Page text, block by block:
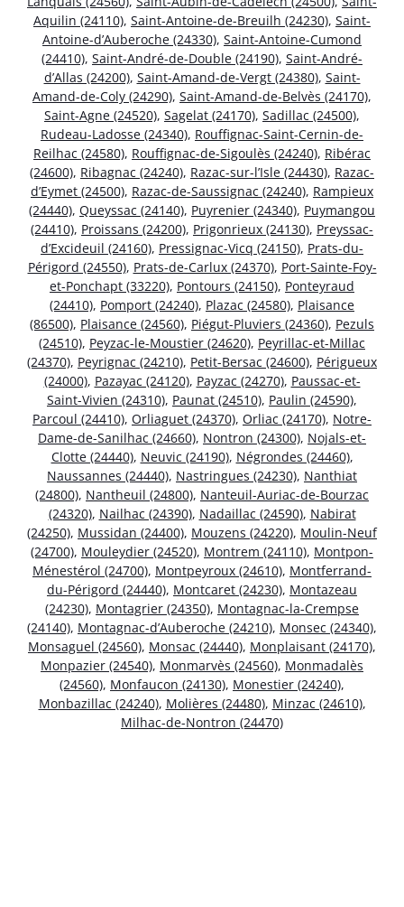
Aquilin (24110), Saint-Antoine-de-Breuilh (24230), Saint-
Antoine-d’Auberoche (24330), Saint-Antoine-Cumond
(24410), Saint-André-de-Double (24190), Saint-André-
d’Allas (24200), Saint-Amand-de-Vergt (24380), Saint-
Amand-de-Coly (24290), Saint-Amand-de-Belvès (24170),
Saint-Agne (24520), Sagelat (24170), Sadillac (24500),
Rudeau-Ladosse (24340), Rouffignac-Saint-Cernin-de-
Reilhac (24580), Rouffignac-de-Sigoulès (24240), Ribérac
(24600), Ribagnac (24240), Razac-sur-l’Isle (24430), Razac-
d’Eymet (24500), Razac-de-Saussignac (24240), Rampieux
(24440), Queyssac (24140), Puyrenier (24340), Puymangou
(24410), Proissans (24200), Prigonrieux (24130), Preyssac-
d’Excideuil (24160), Pressignac-Vicq (24150), Prats-du-
Périgord (24550), Prats-de-Carlux (24370), Port-Sainte-Foy-
et-Ponchapt (33220), Pontours (24150), Ponteyraud
(24410), Pomport (24240), Plazac (24580), Plaisance
(86500), Plaisance (24560), Piégut-Pluviers (24360), Pezuls
(24510), Peyzac-le-Moustier (24620), Peyrillac-et-Millac
(24370), Peyrignac (24210), Petit-Bersac (24600), Périgueux
(24000), Pazayac (24120), Payzac (24270), Paussac-et-
Saint-Vivien (24310), Paunat (24510), Paulin (24590),
Parcoul (24410), Orliaguet (24370), Orliac (24170), Notre-
Dame-de-Sanilhac (24660), Nontron (24300), Nojals-et-
Clotte (24440), Neuvic (24190), Négrondes (24460),
Naussannes (24440), Nastringues (24230), Nanthiat
(24800), Nantheuil (24800), Nanteuil-Auriac-de-Bourzac
(24320), Nailhac (24390), Nadaillac (24590), Nabirat
(24250), Mussidan (24400), Mouzens (24220), Moulin-Neuf
(24700), Mouleydier (24520), Montrem (24110), Montpon-
Ménestérol (24700), Montpeyroux (24610), Montferrand-
du-Périgord (24440), Montcaret (24230), Montazeau
(24230), Montagrier (24350), Montagnac-la-Crempse
(24140), Montagnac-d’Auberoche (24210), Monsec (24340),
Monsaguel (24560), Monsac (24440), Monplaisant (24170),
Monpazier (24540), Monmarvès (24560), Monmadalès
(24560), Monfaucon (24130), Monestier (24240),
Monbazillac (24240), Molières (24480), Minzac (24610),
Milhac-de-Nontron (24470)